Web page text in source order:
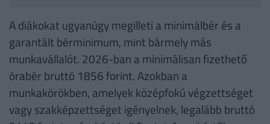
A diákokat ugyanúgy megilleti a minimálbér és a
garantált bérminimum, mint bármely más
munkavállalót. 2026-ban a minimálisan fizethető
órabér bruttó 1856 forint. Azokban a
munkakörökben, amelyek középfokú végzettséget
vagy szakképzettséget igényelnek, legalább bruttó